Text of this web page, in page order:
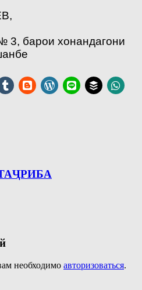
3, барои хонандагони
необходимо авторизоваться.